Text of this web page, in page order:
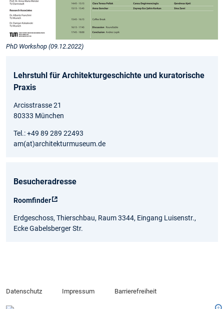
PhD Workshop (09.12.2022)
Lehrstuhl für Architekturgeschichte und kuratorische
Praxis
Arcisstrasse 21
80333 München
Tel.: +49 89 289 22493
am(at)architekturmuseum.de
Besucheradresse
Roomfinder
Erdgeschoss, Thierschbau, Raum 3344, Eingang Luisenstr.,
Ecke Gabelsberger Str.
Datenschutz Impressum Barrierefreiheit